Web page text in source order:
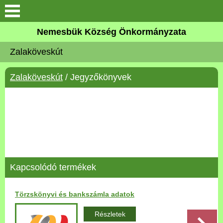
Keresés
Önkormányzat
Közös Önkormányzati
Hivatal
Elérhetőség
Versenyképes Járások
Program
Nemesbük Község Önkormányzata
Zalaköveskút
Zalaköveskút / Jegyzőkönyvek
Kapcsolódó termékek
Törzskönyvi és bankszámla adatok
Részletek